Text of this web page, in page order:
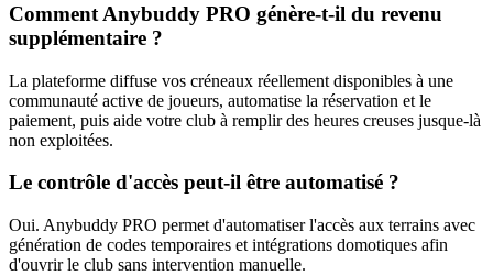
Comment Anybuddy PRO génère-t-il du revenu
supplémentaire ?
La plateforme diffuse vos créneaux réellement disponibles à une
communauté active de joueurs, automatise la réservation et le
paiement, puis aide votre club à remplir des heures creuses jusque-là
non exploitées.
Le contrôle d'accès peut-il être automatisé ?
Oui. Anybuddy PRO permet d'automatiser l'accès aux terrains avec
génération de codes temporaires et intégrations domotiques afin
d'ouvrir le club sans intervention manuelle.